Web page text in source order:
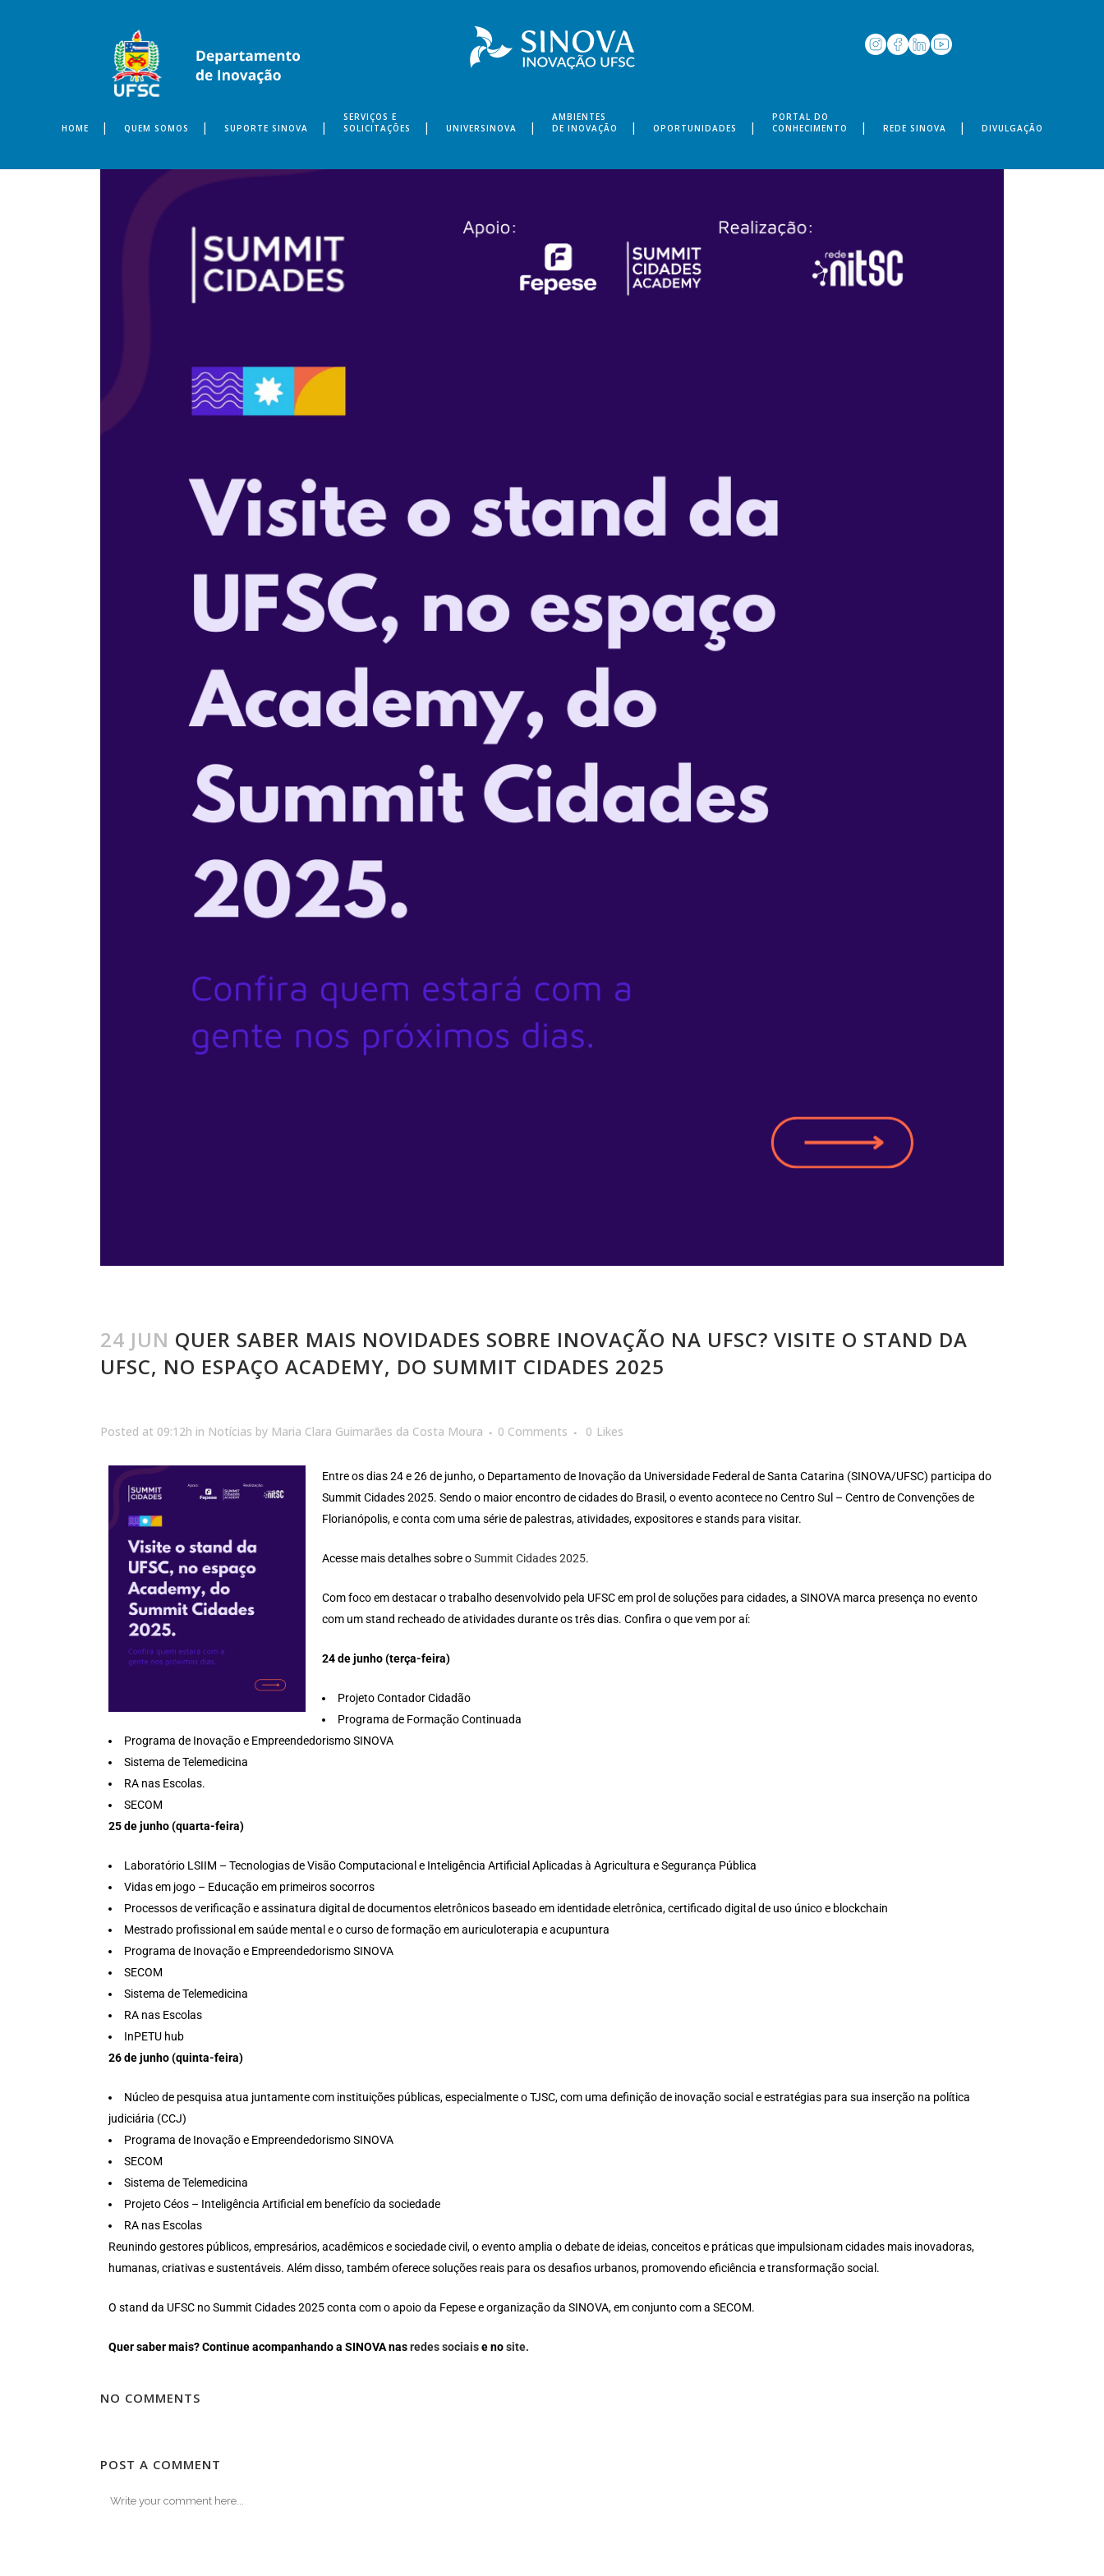
HOME QUEM SOMOS SUPORTE SINOVA
SERVIÇOS E
SOLICITAÇÕES
UNIVERSINOVA
AMBIENTES
DE INOVAÇÃO
OPORTUNIDADES
PORTAL DO
CONHECIMENTO
REDE SINOVA DIVULGAÇÃO
24 JUN QUER SABER MAIS NOVIDADES SOBRE INOVAÇÃO NA UFSC? VISITE O STAND DA
UFSC, NO ESPAÇO ACADEMY, DO SUMMIT CIDADES 2025
Posted at 09:12h in Notícias by Maria Clara Guimarães da Costa Moura 0 Comments 0 Likes
Entre os dias 24 e 26 de junho, o Departamento de Inovação da Universidade Federal de Santa Catarina (SINOVA/UFSC) participa do
Summit Cidades 2025. Sendo o maior encontro de cidades do Brasil, o evento acontece no Centro Sul – Centro de Convenções de
Florianópolis, e conta com uma série de palestras, atividades, expositores e stands para visitar.
Acesse mais detalhes sobre oSummit Cidades 2025.
Com foco em destacar o trabalho desenvolvido pela UFSC em prol de soluções para cidades, a SINOVA marca presença no evento
com um stand recheado de atividades durante os três dias. Confira o que vem por aí:
24 de junho (terça-feira)
Projeto Contador Cidadão
Programa de Formação Continuada
Programa de Inovação e Empreendedorismo SINOVA
Sistema de Telemedicina
RA nas Escolas.
SECOM
25 de junho (quarta-feira)
Laboratório LSIIM – Tecnologias de Visão Computacional e Inteligência Artificial Aplicadas à Agricultura e Segurança Pública
Vidas em jogo – Educação em primeiros socorros
Processos de verificação e assinatura digital de documentos eletrônicos baseado em identidade eletrônica, certificado digital de uso único e blockchain
Mestrado profissional em saúde mental e o curso de formação em auriculoterapia e acupuntura
Programa de Inovação e Empreendedorismo SINOVA
SECOM
Sistema de Telemedicina
RA nas Escolas
InPETU hub
26 de junho (quinta-feira)
Núcleo de pesquisa atua juntamente com instituições públicas, especialmente o TJSC, com uma definição de inovação social e estratégias para sua inserção na política
judiciária (CCJ)
Programa de Inovação e Empreendedorismo SINOVA
SECOM
Sistema de Telemedicina
Projeto Céos – Inteligência Artificial em benefício da sociedade
RA nas Escolas
Reunindo gestores públicos, empresários, acadêmicos e sociedade civil, o evento amplia o debate de ideias, conceitos e práticas que impulsionam cidades mais inovadoras,
humanas, criativas e sustentáveis. Além disso, também oferece soluções reais para os desafios urbanos, promovendo eficiência e transformação social.
O stand da UFSC no Summit Cidades 2025 conta com o apoio da Fepese e organização da SINOVA, em conjunto com a SECOM.
Quer saber mais? Continue acompanhando a SINOVA nasredes sociaise nosite.
NO COMMENTS
POST A COMMENT